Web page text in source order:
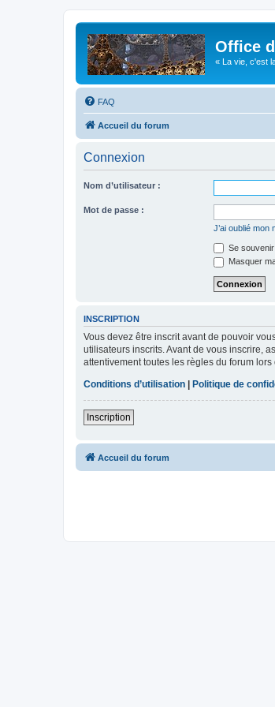
Office
« La vie, c'est
FAQ
Accueil du forum
Connexion
Nom d’utilisateur :
Mot de passe :
J’ai oublié mon
Se
Masquer
INSCRIPTION
Vous devez être inscrit avant de pouvoir
utilisateurs inscrits. Avant de vous inscrire,
attentivement toutes les règles du forum
Conditions d’utilisation
Politique de
Inscription
Accueil du forum